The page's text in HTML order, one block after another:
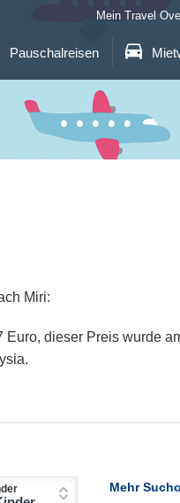
Pauschalreisen
Mein Travel
Miri:
dieser Preis wurde
Mehr